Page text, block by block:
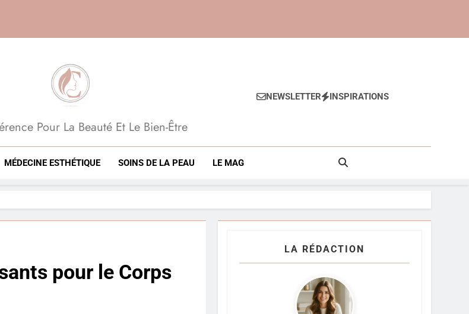
Esthétique, Anti-Âge
Pour La Beauté Et Le Bien-Être
NEWSLETTER INSPIRATIONS
MÉDECINE ESTHÉTIQUE SOINS DE LA PEAU LE MAG
pour le Corps
LA RÉDACTION